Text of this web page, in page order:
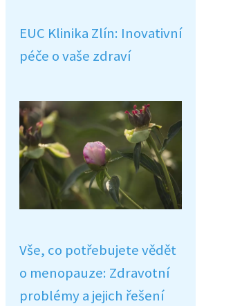
EUC Klinika Zlín: Inovativní
péče o vaše zdraví
Vše, co potřebujete vědět
o menopauze: Zdravotní
problémy a jejich řešení